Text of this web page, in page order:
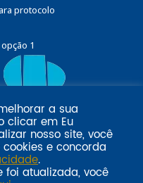
protocolo
1
SPAcesse aqui
a sua
clicar em Eu
nosso site, você
e concorda
.
foi atualizada, você